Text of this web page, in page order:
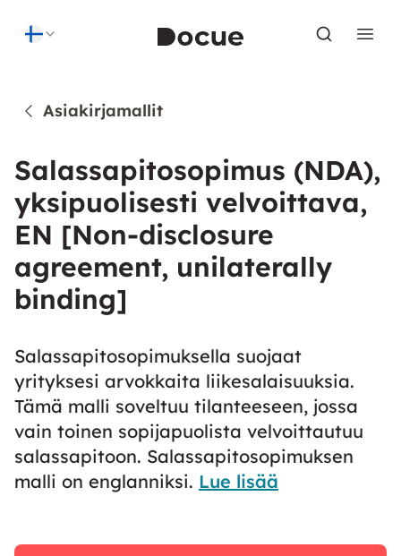
Asiakirjamallit
Salassapitosopimus (NDA),
yksipuolisesti velvoittava,
EN [Non-disclosure
agreement, unilaterally
binding]
Salassapitosopimuksella suojaat
yrityksesi arvokkaita liikesalaisuuksia.
Tämä malli soveltuu tilanteeseen, jossa
vain toinen sopijapuolista velvoittautuu
salassapitoon. Salassapitosopimuksen
malli on englanniksi. Lue lisää